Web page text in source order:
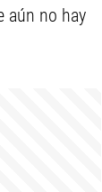
aún no hay